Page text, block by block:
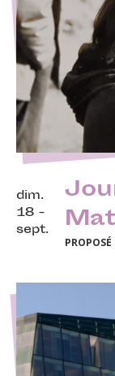
dim.
18 -
sept.
PROPOSÉ